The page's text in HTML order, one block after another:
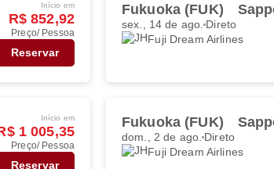
Início em
R$ 852,92
Preço/ Pessoa
Reservar
Fukuoka (FUK)
sex., 14 de ago. Direto
Fuji Dream Airlines
Início em
1 005,35
Preço/ Pessoa
Reservar
Fukuoka (FUK)
dom., 2 de ago. Direto
Fuji Dream Airlines